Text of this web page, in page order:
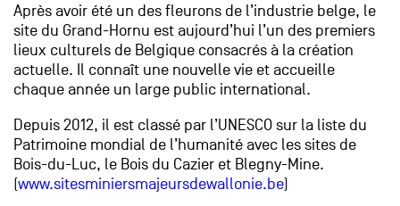
Après avoir été un des fleurons de l’industrie belge, le
site du Grand-Hornu est aujourd’hui l’un des premiers
lieux culturels de Belgique consacrés à la création
actuelle. Il connaît une nouvelle vie et accueille
chaque année un large public international.
Depuis 2012, il est classé par l’UNESCO sur la liste du
Patrimoine mondial de l’humanité avec les sites de
Bois-du-Luc, le Bois du Cazier et Blegny-Mine.
(www.sitesminiersmajeursdewallonie.be)